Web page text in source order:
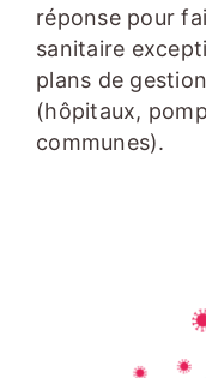
réponse pour
sanitaire
plans de
(hôpitaux,
communes).